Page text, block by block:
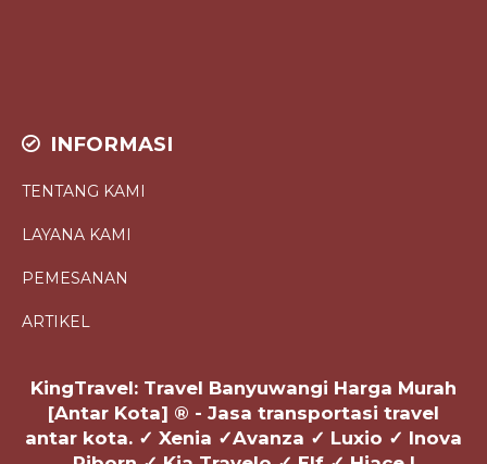
INFORMASI
TENTANG KAMI
LAYANA KAMI
PEMESANAN
ARTIKEL
KingTravel: Travel Banyuwangi Harga Murah
[Antar Kota] ® - Jasa transportasi travel
antar kota. ✓ Xenia ✓Avanza ✓ Luxio ✓ Inova